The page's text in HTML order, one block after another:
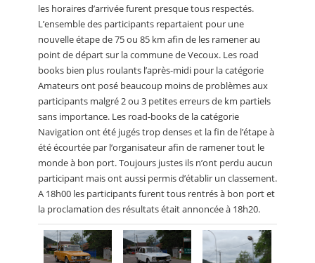
les horaires d’arrivée furent presque tous respectés.
L’ensemble des participants repartaient pour une
nouvelle étape de 75 ou 85 km afin de les ramener au
point de départ sur la commune de Vecoux. Les road
books bien plus roulants l’après-midi pour la catégorie
Amateurs ont posé beaucoup moins de problèmes aux
participants malgré 2 ou 3 petites erreurs de km partiels
sans importance. Les road-books de la catégorie
Navigation ont été jugés trop denses et la fin de l’étape à
été écourtée par l’organisateur afin de ramener tout le
monde à bon port. Toujours justes ils n’ont perdu aucun
participant mais ont aussi permis d’établir un classement.
A 18h00 les participants furent tous rentrés à bon port et
la proclamation des résultats était annoncée à 18h20.